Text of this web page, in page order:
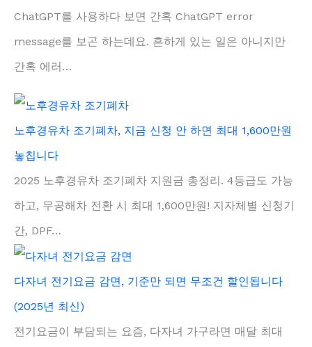
ChatGPT를 사용하다 보면 간혹 ChatGPT error
message를 보곤 하는데요. 흔하게 있는 일은 아니지만
간혹 에러…
노후경유차 조기폐차, 지금 신청 안 하면 최대 1,600만원
놓칩니다
2025 노후경유차 조기폐차 지원금 총정리. 4등급도 가능
하고, 무공해차 전환 시 최대 1,600만원! 지자체별 신청기
간, DPF…
다자녀 전기요금 감면, 기준만 되면 무조건 할인됩니다
(2025년 최신)
전기요금이 부담되는 요즘, 다자녀 가구라면 매달 최대